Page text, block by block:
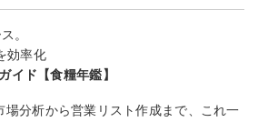
。
効率化
イド【食糧年鑑】
場分析から営業リスト作成まで、これ一